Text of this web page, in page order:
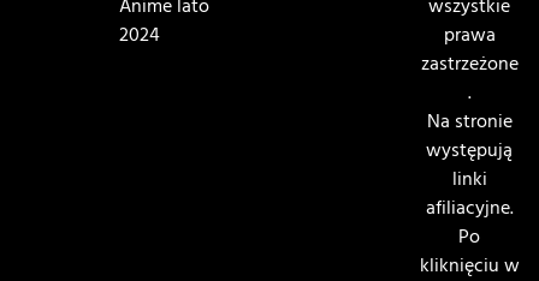
Anime lato
2024
wszystkie
prawa
zastrzeżone
.
Na stronie
występują
linki
afiliacyjne.
Po
kliknięciu w